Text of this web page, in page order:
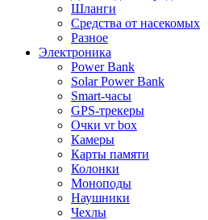
Шланги
Средства от насекомых
Разное
Электроника
Power Bank
Solar Power Bank
Smart-часы
GPS-трекеры
Очки vr box
Камеры
Карты памяти
Колонки
Моноподы
Наушники
Чехлы